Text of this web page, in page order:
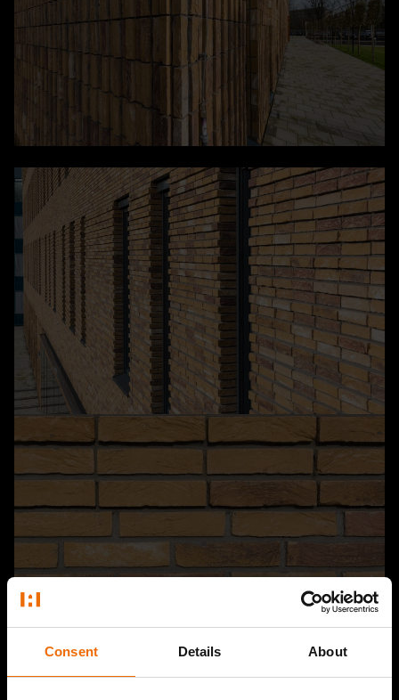
Consent Details About